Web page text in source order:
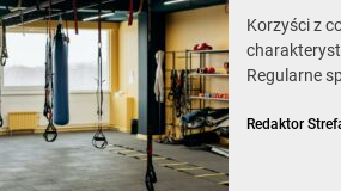
Korzyści z
Regularne
Redaktor